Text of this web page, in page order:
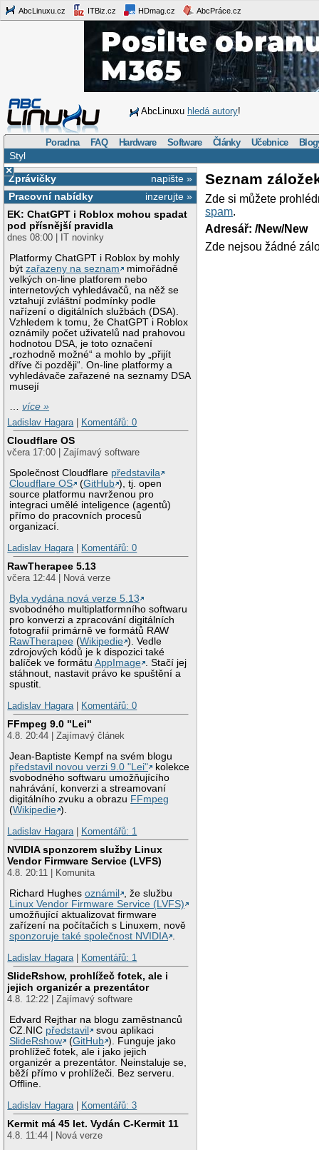
AbcLinuxu.cz ITBiz.cz HDmag.cz AbcPráce.cz
AbcLinuxu hledá autory!
Poradna FAQ Hardware Software Články Učebnice
Styl
×
napište »
Zprávičky
inzerujte »
Pracovní nabídky
EK: ChatGPT i Roblox mohou spadat
pod přísnější pravidla
dnes 08:00 | IT novinky
Platformy ChatGPT i Roblox by mohly
býtzařazeny na seznam
mimořádně
velkých on-line platforem nebo
internetových vyhledávačů, na něž se
vztahují zvláštní podmínky podle
nařízení o digitálních službách (DSA).
Vzhledem k tomu, že ChatGPT i Roblox
oznámily počet uživatelů nad prahovou
hodnotou DSA, je toto označení
„rozhodně možné“ a mohlo by „přijít
dříve či později“. On-line platformy a
vyhledávače zařazené na seznamy DSA
musejí
…více »
Ladislav Hagara
Komentářů: 0
Cloudflare OS
včera 17:00 | Zajímavý software
Společnost Cloudflare představila
Cloudflare OS
(GitHub ), tj. open
source platformu navrženou pro
integraci umělé inteligence (agentů)
přímo do pracovních procesů
organizací.
Ladislav Hagara
Komentářů: 0
RawTherapee 5.13
včera 12:44 | Nová verze
Byla vydána nová verze 5.13
svobodného multiplatformního softwaru
pro konverzi a zpracování digitálních
fotografií primárně ve formátů RAW
RawTherapee (Wikipedie ). Vedle
zdrojových kódů je k dispozici také
balíček ve formátuAppImage . Stačí jej
stáhnout, nastavit právo ke spuštění a
spustit.
Ladislav Hagara
Komentářů: 0
FFmpeg 9.0 "Lei"
4.8. 20:44 | Zajímavý článek
Jean-Baptiste Kempf na svém blogu
představil novou verzi 9.0 "Lei"
kolekce
svobodného softwaru umožňujícího
nahrávání, konverzi a streamovaní
digitálního zvuku a obrazu FFmpeg
(Wikipedie ).
Ladislav Hagara
Komentářů: 1
NVIDIA sponzorem služby Linux
Vendor Firmware Service (LVFS)
4.8. 20:11 | Komunita
Richard Hughesoznámil
, že službu
Linux Vendor Firmware Service (LVFS)
umožňující aktualizovat firmware
zařízení na počítačích s Linuxem, nově
sponzoruje také společnost NVIDIA .
Ladislav Hagara | Komentářů: 1
SlideRshow, prohlížeč fotek, ale i
jejich organizér a prezentátor
4.8. 12:22 | Zajímavý software
Edvard Rejthar na blogu zaměstnanců
CZ.NIC představil
svou aplikaci
SlideRshow
(GitHub ). Funguje jako
prohlížeč fotek, ale i jako jejich
organizér a prezentátor. Neinstaluje se,
běží přímo v prohlížeči. Bez serveru.
Offline.
Ladislav Hagara | Komentářů: 3
Kermit má 45 let. Vydán C-Kermit 11
4.8. 11:44 | Nová verze
Seznam
Zde si můžete
spam.
Adresář: /New/New
Zde nejsou žádné